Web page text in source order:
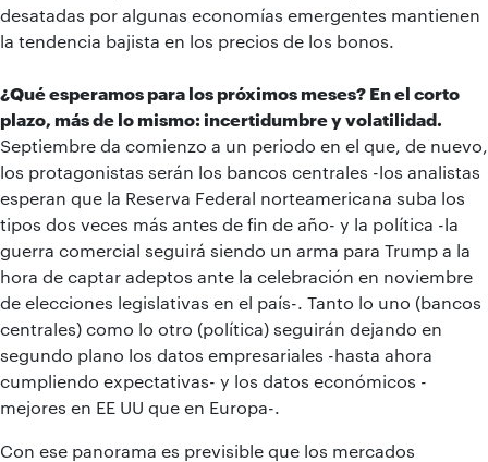
desatadas por algunas economías emergentes mantienen
la tendencia bajista en los precios de los bonos.
¿Qué esperamos para los próximos meses? En el corto
plazo, más de lo mismo: incertidumbre y volatilidad.
Septiembre da comienzo a un periodo en el que, de nuevo,
los protagonistas serán los bancos centrales -los analistas
esperan que la Reserva Federal norteamericana suba los
tipos dos veces más antes de fin de año- y la política -la
guerra comercial seguirá siendo un arma para Trump a la
hora de captar adeptos ante la celebración en noviembre
de elecciones legislativas en el país-. Tanto lo uno (bancos
centrales) como lo otro (política) seguirán dejando en
segundo plano los datos empresariales -hasta ahora
cumpliendo expectativas- y los datos económicos -
mejores en EE UU que en Europa-.
Con ese panorama es previsible que los mercados